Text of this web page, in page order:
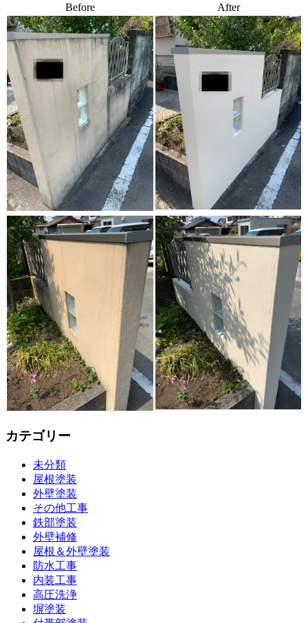
Before After
カテゴリー
未分類
屋根塗装
外壁塗装
その他工事
鉄部塗装
外壁補修
屋根＆外壁塗装
防水工事
内装工事
高圧洗浄
塀塗装